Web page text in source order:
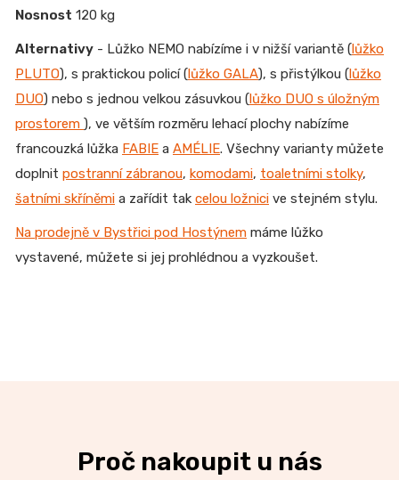
Nosnost 120 kg
Alternativy - Lůžko NEMO nabízíme i v nižší variantě (lůžko
PLUTO), s praktickou policí (lůžko GALA), s přistýlkou (lůžko
DUO) nebo s jednou velkou zásuvkou (lůžko DUO s úložným
prostorem ), ve větším rozměru lehací plochy nabízíme
francouzká lůžka FABIE a AMÉLIE. Všechny varianty můžete
doplnit postranní zábranou, komodami, toaletními stolky,
šatními skříněmi a zařídit tak celou ložnici ve stejném stylu.
Na prodejně v Bystřici pod Hostýnem máme lůžko
vystavené, můžete si jej prohlédnou a vyzkoušet.
Proč nakoupit u nás